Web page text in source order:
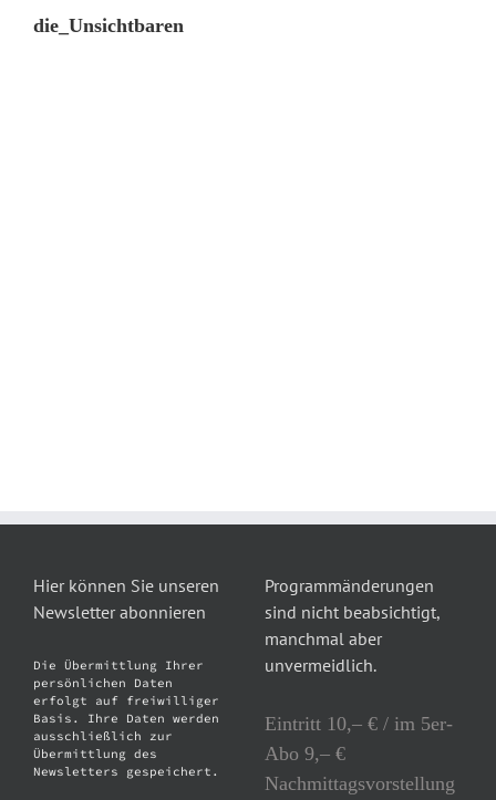
die_Unsichtbaren
Hier können Sie unseren
Newsletter abonnieren
Die Übermittlung Ihrer
persönlichen Daten
erfolgt auf freiwilliger
Basis. Ihre Daten werden
ausschließlich zur
Übermittlung des
Newsletters gespeichert.
Programmänderungen
sind nicht beabsichtigt,
manchmal aber
unvermeidlich.
Eintritt 10,– € / im 5er-
Abo 9,– €
Nachmittagsvorstellung